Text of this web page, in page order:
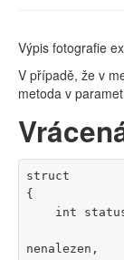
Výpis fotografie
V případě, že v
metoda v
struct
{
nenalezen,